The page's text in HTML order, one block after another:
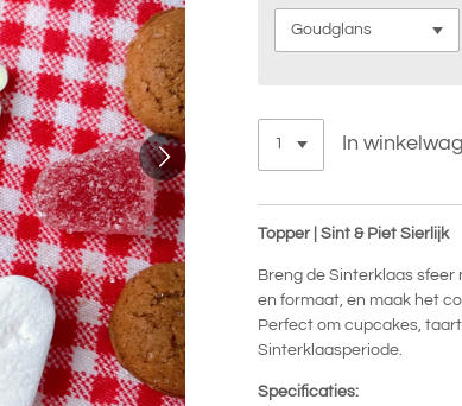
In
Topper | Sint & Piet Sierlijk
Breng de Sinterklaas sfeer
en formaat, en maak het
Perfect om cupcakes,
Sinterklaasperiode.
Specificaties: